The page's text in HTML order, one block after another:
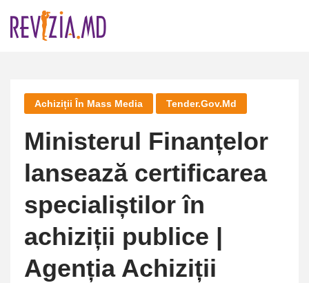
Achiziții În Mass Media Tender.gov.md
Ministerul Finanțelor
lansează certificarea
specialiștilor în
achiziții publice |
Agenția Achiziții